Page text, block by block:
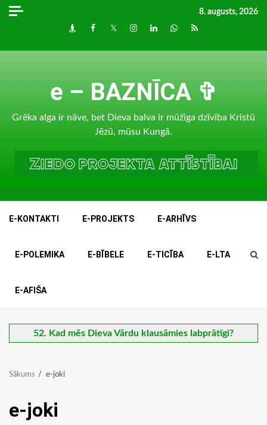
Skip
8. augusts, 2026
DraugiemFacebook
TwitterInstagram
LinkedInwhatsapp
RSS
e – BAZNĪCA ✞
Grēka alga ir nāve, bet Dieva balva ir mūžīga dzīvība Kristū
Jēzū, mūsu Kungā.
E-KONTAKTI E-PROJEKTS E-ARHĪVS
E-POLEMIKA E-BĪBELE E-TICĪBA E-LTA
E-AFIŠA
52. Kad mēs Dieva Vārdu klausāmies labprātīgi?
Sākums e-joki
e-joki